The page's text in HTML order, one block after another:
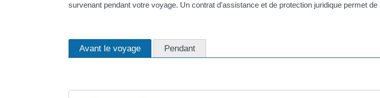
survenant pendant votre voyage. Un contrat d'assistance et de protection juridique permet
Avant le voyage Pendant